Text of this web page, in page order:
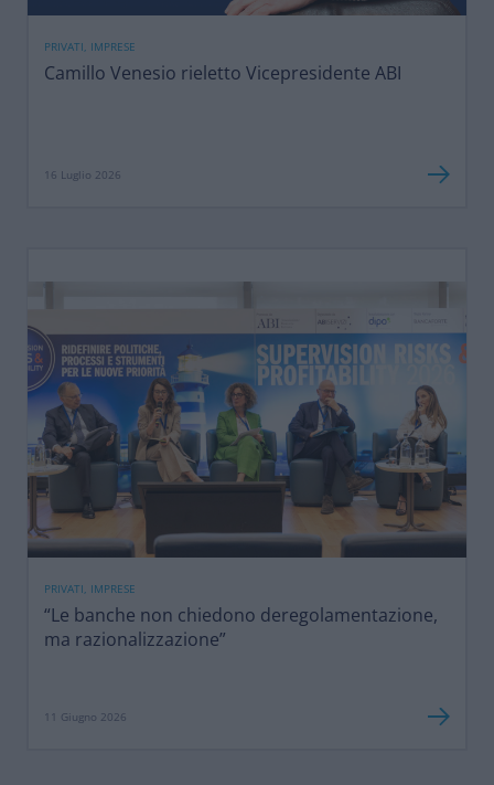
PRIVATI, IMPRESE
Camillo Venesio rieletto Vicepresidente ABI
16 Luglio 2026
PRIVATI, IMPRESE
“Le banche non chiedono deregolamentazione,
ma razionalizzazione”
11 Giugno 2026